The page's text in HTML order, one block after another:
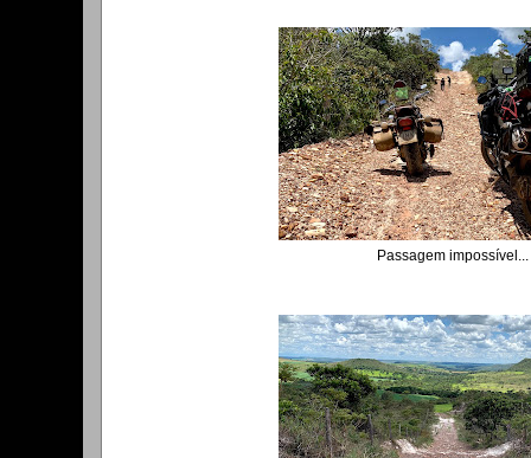
Passagem